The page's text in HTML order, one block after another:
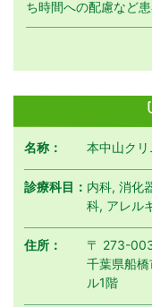
ち時間への配慮など
名称： 本中山クリ
診療科目： 内科, 消化
科, アレル
住所：
〒 273-
千葉県船
ル1階